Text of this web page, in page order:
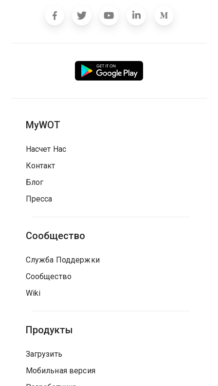
MyWOT
Насчет Нас
Контакт
Блог
Пресса
Сообщество
Служба Поддержки
Сообщество
Wiki
Продукты
Загрузить
Мобильная версия